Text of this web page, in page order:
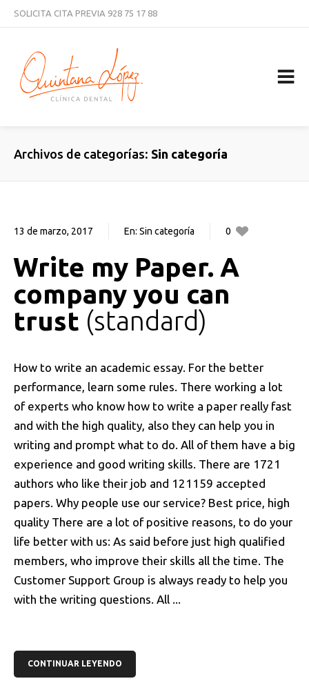
SOLICITA CITA PREVIA 928 75 17 88
Archivos de categorías Sin categoría
13 de marzo, 2017 En: Sin categoría
0
Write my Paper. A
company you can
trust standard
How to write an academic essay. For the better
performance, learn some rules. There working a lot
of experts who know how to write a paper really fast
and with the high quality, also they can help you in
writing and prompt what to do. All of them have a big
experience and good writing skills. There are 1721
authors who like their job and 121159 accepted
papers. Why people use our service? Best price, high
quality There are a lot of positive reasons, to do your
life better with us: As said before just high qualified
members, who improve their skills all the time. The
Customer Support Group is always ready to help you
with the writing questions. All ...
CONTINUAR LEYENDO